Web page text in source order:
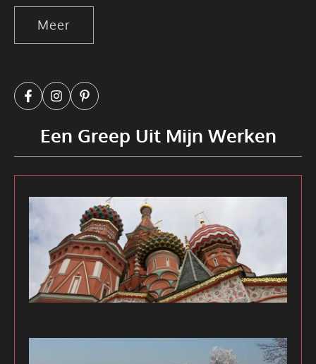
Meer
Een Greep Uit Mijn Werken